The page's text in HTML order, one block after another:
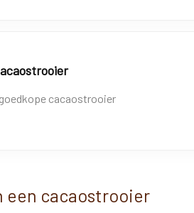
cacaostrooier
een cacaostrooier